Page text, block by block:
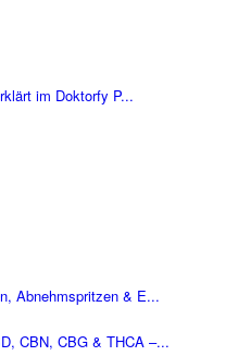
im Doktorfy P...
Abnehmspritzen & E...
CBN, CBG & THCA –...